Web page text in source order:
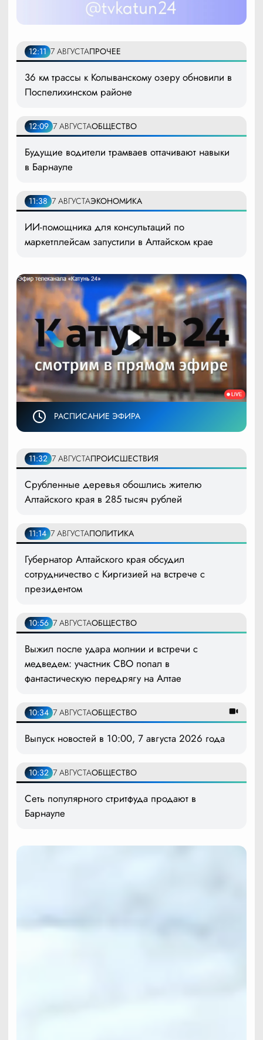
12:11 7 АВГУСТАПРОЧЕЕ
36 км трассы к Колыванскому озеру обновили в
Поспелихинском районе
12:09 7 АВГУСТАОБЩЕСТВО
Будущие водители трамваев оттачивают навыки
в Барнауле
11:38 7 АВГУСТАЭКОНОМИКА
ИИ-помощника для консультаций по
маркетплейсам запустили в Алтайском крае
РАСПИСАНИЕ ЭФИРА
11:32 7 АВГУСТАПРОИСШЕСТВИЯ
Срубленные деревья обошлись жителю
Алтайского края в 285 тысяч рублей
11:14 7 АВГУСТАПОЛИТИКА
Губернатор Алтайского края обсудил
сотрудничество с Киргизией на встрече с
президентом
10:56 7 АВГУСТАОБЩЕСТВО
Выжил после удара молнии и встречи с
медведем: участник СВО попал в
фантастическую передрягу на Алтае
10:34 7 АВГУСТАОБЩЕСТВО
Выпуск новостей в 10:00, 7 августа 2026 года
10:32 7 АВГУСТАОБЩЕСТВО
Сеть популярного стритфуда продают в
Барнауле